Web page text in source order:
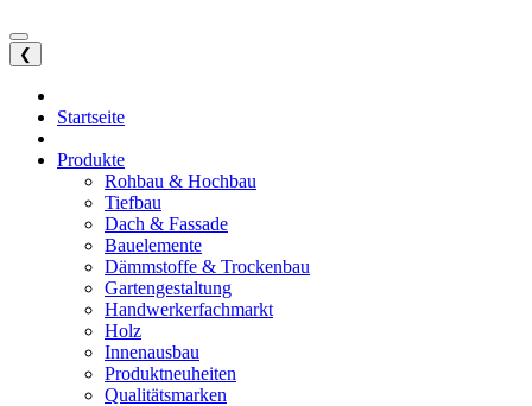
❮
Startseite
Produkte
Rohbau & Hochbau
Tiefbau
Dach & Fassade
Bauelemente
Dämmstoffe & Trockenbau
Gartengestaltung
Handwerkerfachmarkt
Holz
Innenausbau
Produktneuheiten
Qualitätsmarken